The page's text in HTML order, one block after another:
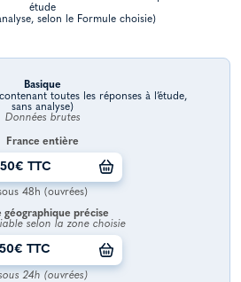
étude
selon le Formule choisie)
Basique
toutes les réponses à l’étude,
sans analyse)
Données brutes
France entière
TTC
48h (ouvrées)
géographique précise
selon la zone choisie
TTC
24h (ouvrées)